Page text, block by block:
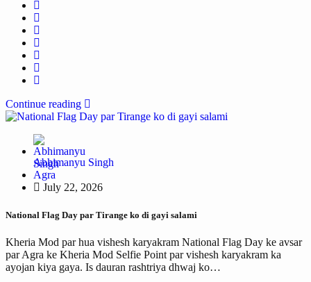
Continue reading
Abhimanyu Singh
Agra
July 22, 2026
National Flag Day par Tirange ko di gayi salami
Kheria Mod par hua vishesh karyakram National Flag Day ke avsar
par Agra ke Kheria Mod Selfie Point par vishesh karyakram ka
ayojan kiya gaya. Is dauran rashtriya dhwaj ko…